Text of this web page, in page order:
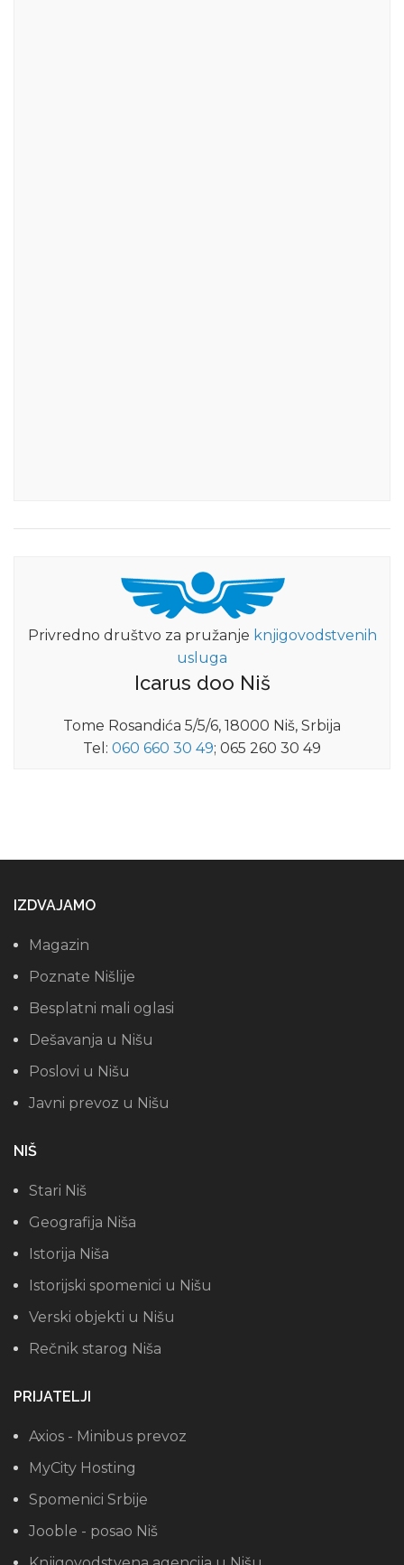
Privredno društvo za pružanje knjigovodstvenih
usluga
Icarus doo Niš
Tome Rosandića 5/5/6, 18000 Niš, Srbija
Tel: 060 660 30 49; 065 260 30 49
IZDVAJAMO
Magazin
Poznate Nišlije
Besplatni mali oglasi
Dešavanja u Nišu
Poslovi u Nišu
Javni prevoz u Nišu
NIŠ
Stari Niš
Geografija Niša
Istorija Niša
Istorijski spomenici u Nišu
Verski objekti u Nišu
Rečnik starog Niša
PRIJATELJI
Axios - Minibus prevoz
MyCity Hosting
Spomenici Srbije
Jooble - posao Niš